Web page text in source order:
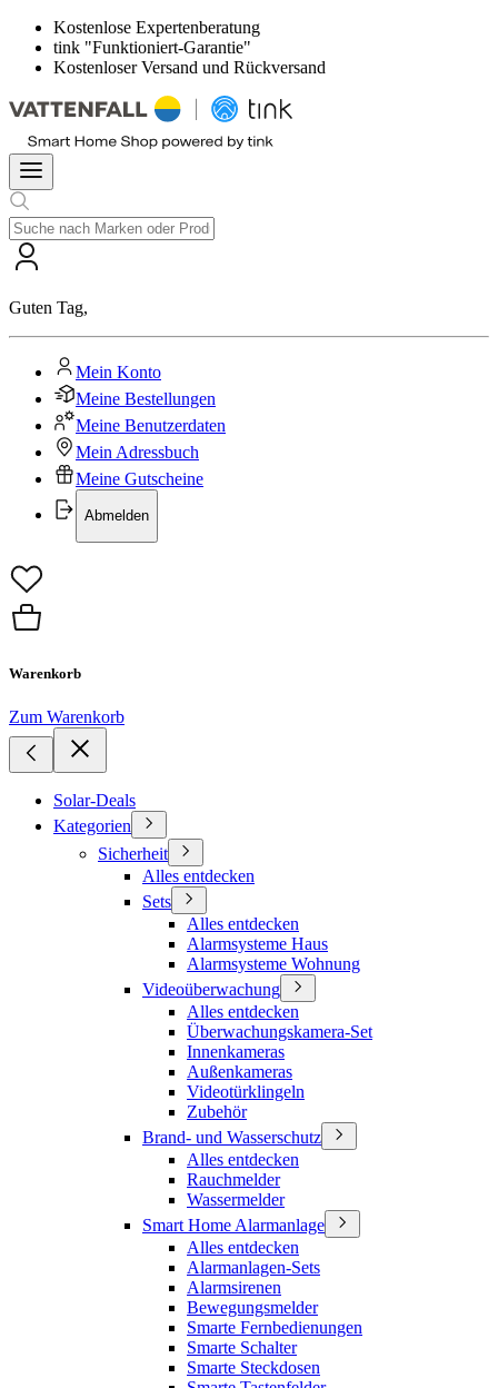
Kostenlose Expertenberatung
tink "Funktioniert-Garantie"
Kostenloser Versand und Rückversand
Guten Tag,
Mein Konto
Meine Bestellungen
Meine Benutzerdaten
Mein Adressbuch
Meine Gutscheine
Abmelden
Warenkorb
Zum Warenkorb
Solar-Deals
Kategorien
Sicherheit
Alles entdecken
Sets
Alles entdecken
Alarmsysteme Haus
Alarmsysteme Wohnung
Videoüberwachung
Alles entdecken
Überwachungskamera-Set
Innenkameras
Außenkameras
Videotürklingeln
Zubehör
Brand- und Wasserschutz
Alles entdecken
Rauchmelder
Wassermelder
Smart Home Alarmanlage
Alles entdecken
Alarmanlagen-Sets
Alarmsirenen
Bewegungsmelder
Smarte Fernbedienungen
Smarte Schalter
Smarte Steckdosen